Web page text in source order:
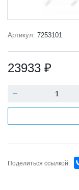
Артикул: 7253101
23933 ₽
Поделиться ссылкой: